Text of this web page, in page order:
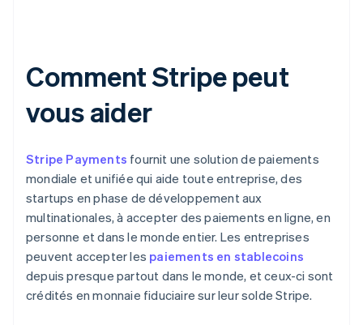
Comment Stripe peut
vous aider
Stripe Payments fournit une solution de paiements
mondiale et unifiée qui aide toute entreprise, des
startups en phase de développement aux
multinationales, à accepter des paiements en ligne, en
personne et dans le monde entier. Les entreprises
peuvent accepter les paiements en stablecoins
depuis presque partout dans le monde, et ceux-ci sont
crédités en monnaie fiduciaire sur leur solde Stripe.